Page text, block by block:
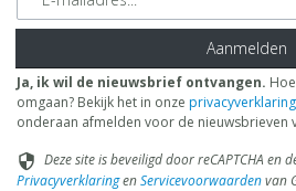
Aanmelden
Ja, ik wil de nieuwsbrief ontvangen.
omgaan? Bekijk het in onze privacyverklaring
onderaan afmelden voor de nieuwsbrieven
security Deze site is beveiligd door reCAPTCHA en
PrivacyverklaringenServicevoorwaardenvan